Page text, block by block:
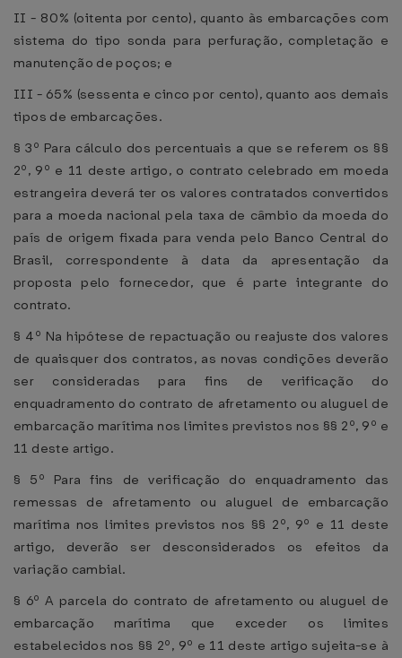
II - 80% (oitenta por cento), quanto às embarcações com
sistema do tipo sonda para perfuração, completação e
manutenção de poços; e
III - 65% (sessenta e cinco por cento), quanto aos demais
tipos de embarcações.
§ 3º Para cálculo dos percentuais a que se referem os §§
2º, 9º e 11 deste artigo, o contrato celebrado em moeda
estrangeira deverá ter os valores contratados convertidos
para a moeda nacional pela taxa de câmbio da moeda do
país de origem fixada para venda pelo Banco Central do
Brasil, correspondente à data da apresentação da
proposta pelo fornecedor, que é parte integrante do
contrato.
§ 4º Na hipótese de repactuação ou reajuste dos valores
de quaisquer dos contratos, as novas condições deverão
ser consideradas para fins de verificação do
enquadramento do contrato de afretamento ou aluguel de
embarcação marítima nos limites previstos nos §§ 2º, 9º e
11 deste artigo.
§ 5º Para fins de verificação do enquadramento das
remessas de afretamento ou aluguel de embarcação
marítima nos limites previstos nos §§ 2º, 9º e 11 deste
artigo, deverão ser desconsiderados os efeitos da
variação cambial.
§ 6º A parcela do contrato de afretamento ou aluguel de
embarcação marítima que exceder os limites
estabelecidos nos §§ 2º, 9º e 11 deste artigo sujeita-se à